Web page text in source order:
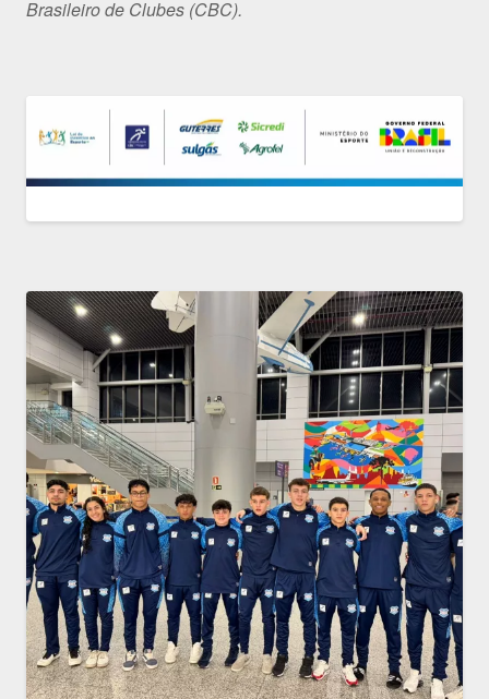
Brasileiro de Clubes (CBC).